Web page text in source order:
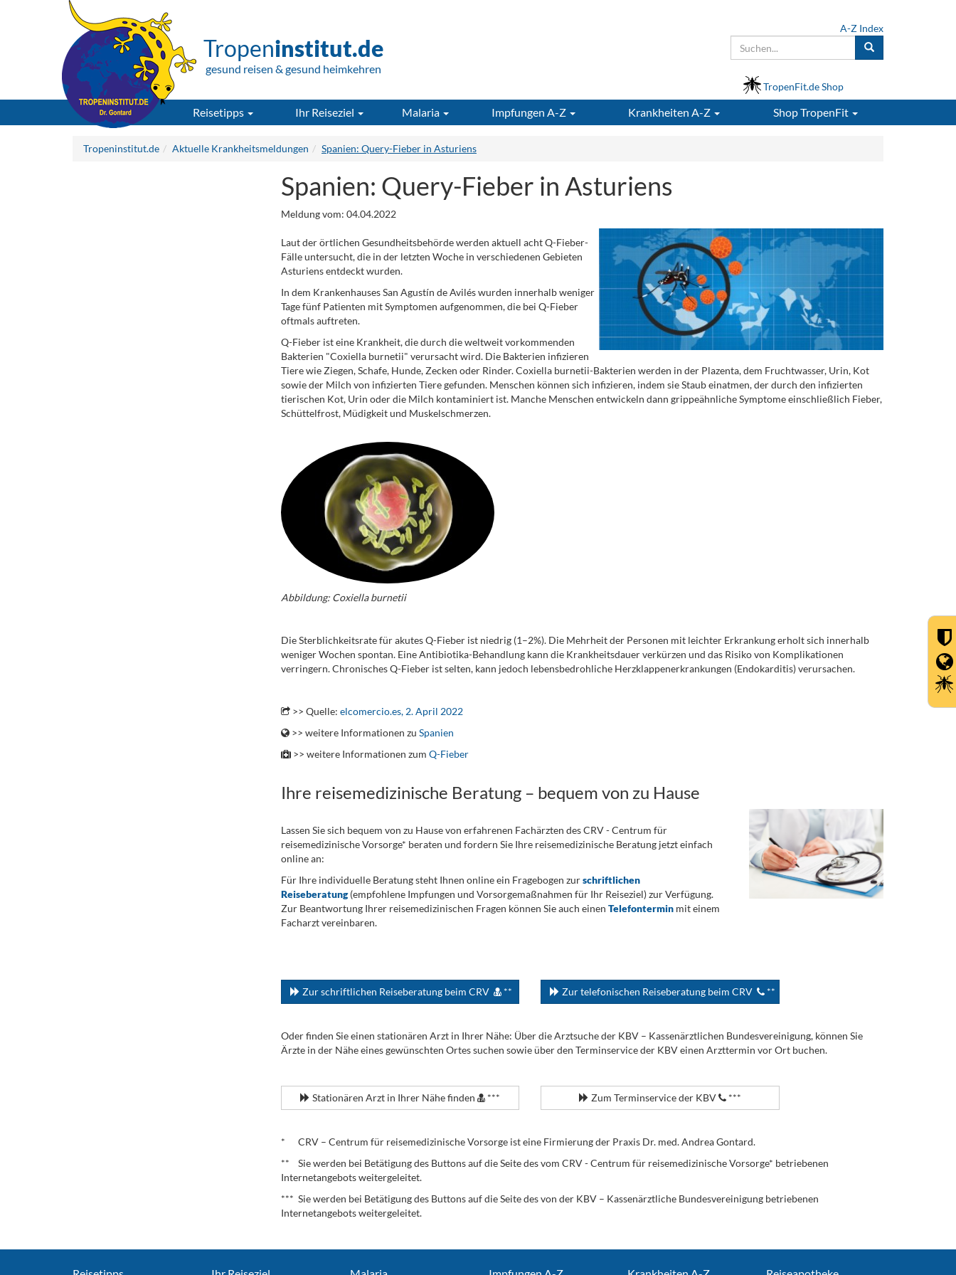
Tropeninstitut.de
gesund reisen & gesund heimkehren
A-Z Index
TropenFit.de Shop
Reisetipps Ihr Reiseziel Malaria Impfungen A-Z Krankheiten A-Z ShopTropenFit
Tropeninstitut.de Aktuelle Krankheitsmeldungen Spanien: Query-Fieber in Asturiens
Spanien: Query-Fieber in Asturiens
Meldung vom: 04.04.2022
Laut der örtlichen Gesundheitsbehörde werden aktuell acht Q-Fieber-
Fälle untersucht, die in der letzten Woche in verschiedenen Gebieten
Asturiens entdeckt wurden.
In dem Krankenhauses San Agustín de Avilés wurden innerhalb weniger
Tage fünf Patienten mit Symptomen aufgenommen, die bei Q-Fieber
oftmals auftreten.
Q-Fieber ist eine Krankheit, die durch die weltweit vorkommenden
Bakterien "Coxiella burnetii" verursacht wird. Die Bakterien infizieren
Tiere wie Ziegen, Schafe, Hunde, Zecken oder Rinder. Coxiella burnetii-Bakterien werden in der Plazenta, dem Fruchtwasser, Urin, Kot
sowie der Milch von infizierten Tiere gefunden. Menschen können sich infizieren, indem sie Staub einatmen, der durch den infizierten
tierischen Kot, Urin oder die Milch kontaminiert ist. Manche Menschen entwickeln dann grippeähnliche Symptome einschließlich Fieber,
Schüttelfrost, Müdigkeit und Muskelschmerzen.
Abbildung: Coxiella burnetii
Die Sterblichkeitsrate für akutes Q-Fieber ist niedrig (1–2%). Die Mehrheit der Personen mit leichter Erkrankung erholt sich innerhalb
weniger Wochen spontan. Eine Antibiotika-Behandlung kann die Krankheitsdauer verkürzen und das Risiko von Komplikationen
verringern. Chronisches Q-Fieber ist selten, kann jedoch lebensbedrohliche Herzklappenerkrankungen (Endokarditis) verursachen.
>> Quelle: elcomercio.es, 2. April 2022
>> weitere Informationen zu Spanien
>> weitere Informationen zum Q-Fieber
Ihre reisemedizinische Beratung – bequem von zu Hause
Lassen Sie sich bequem von zu Hause von erfahrenen Fachärzten des CRV - Centrum für
reisemedizinische Vorsorge* beraten und fordern Sie Ihre reisemedizinische Beratung jetzt einfach
online an:
Für Ihre individuelle Beratung steht Ihnen online ein Fragebogen zurschriftlichen
Reiseberatung(empfohlene Impfungen und Vorsorgemaßnahmen für Ihr Reiseziel) zur Verfügung.
Zur Beantwortung Ihrer reisemedizinischen Fragen können Sie auch einen Telefonterminmit einem
Facharzt vereinbaren.
Zur schriftlichen Reiseberatung beim CRV ** Zur telefonischen Reiseberatung beim CRV **
Oder finden Sie einen stationären Arzt in Ihrer Nähe: Über die Arztsuche der KBV – Kassenärztlichen Bundesvereinigung, können Sie
Ärzte in der Nähe eines gewünschten Ortes suchen sowie über den Terminservice der KBV einen Arzttermin vor Ort buchen.
Stationären Arzt in Ihrer Nähe finden *** Zum Terminservice der KBV ***
* CRV – Centrum für reisemedizinische Vorsorge ist eine Firmierung der Praxis Dr. med. Andrea Gontard.
** Sie werden bei Betätigung des Buttons auf die Seite des vom CRV - Centrum für reisemedizinische Vorsorge* betriebenen
Internetangebots weitergeleitet.
*** Sie werden bei Betätigung des Buttons auf die Seite des von der KBV – Kassenärztliche Bundesvereinigung betriebenen
Internetangebots weitergeleitet.